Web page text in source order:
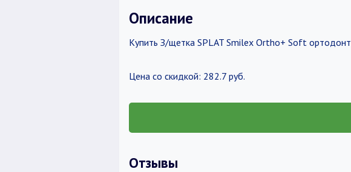
Описание
Купить З/щетка SPLAT Smilex Ortho+ Soft ортодонт
Цена со скидкой: 282.7 руб.
Отзывы